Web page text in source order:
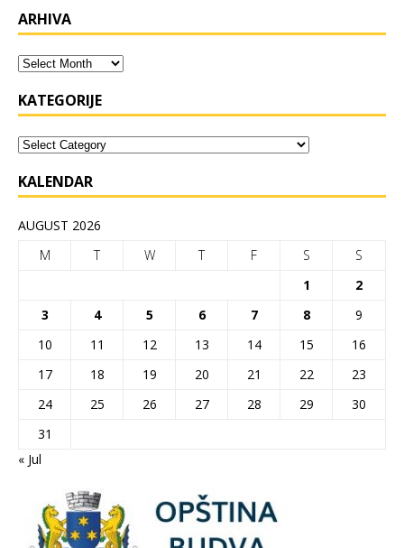
ARHIVA
KATEGORIJE
KALENDAR
AUGUST 2026
M
T W T F S
S
1
2
3
4 5 6 7 8
9
10
11 12 13 14 15
16
17
18 19 20 21 22
23
24
25 26 27 28 29
30
31
« Jul